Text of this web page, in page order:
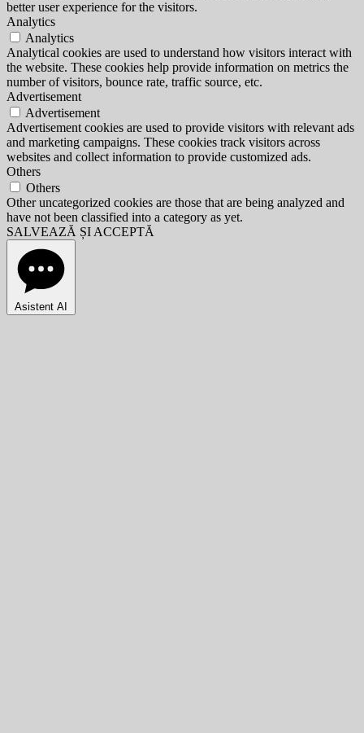
better user experience for the visitors.
Analytics
Analytics
Analytical cookies are used to understand how visitors interact with
the website. These cookies help provide information on metrics the
number of visitors, bounce rate, traffic source, etc.
Advertisement
Advertisement
Advertisement cookies are used to provide visitors with relevant ads
and marketing campaigns. These cookies track visitors across
websites and collect information to provide customized ads.
Others
Others
Other uncategorized cookies are those that are being analyzed and
have not been classified into a category as yet.
SALVEAZĂ ȘI ACCEPTĂ
Asistent AI